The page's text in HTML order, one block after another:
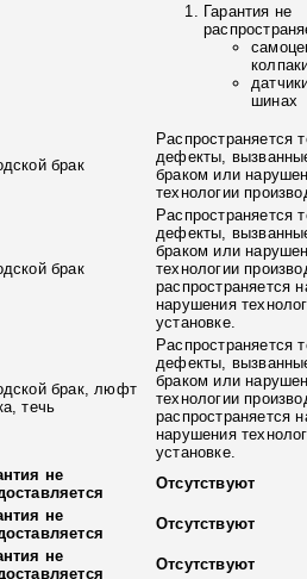
Гарантия не
шинах
брак
Распространяется
дефекты,
браком или
технологии
брак
Распространяется
дефекты,
браком или
технологии
распространяется
нарушения
установке.
брак, люфт
течь
Распространяется
дефекты,
браком или
технологии
распространяется
нарушения
установке.
не
Отсутствуют
не
Отсутствуют
не
Отсутствуют